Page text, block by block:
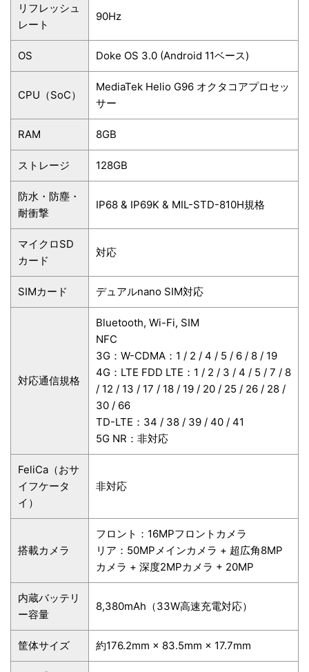
リフレッシュ
レート
90Hz
OS Doke OS 3.0 (Android 11ベース)
CPU（SoC）
MediaTek Helio G96 オクタコアプロセッ
サー
RAM 8GB
ストレージ 128GB
防水・防塵・
耐衝撃
IP68 & IP69K & MIL-STD-810H規格
マイクロSD
カード
対応
SIMカード デュアルnano SIM対応
対応通信規格
Bluetooth, Wi-Fi, SIM
NFC
3G：W-CDMA：1 / 2 / 4 / 5 / 6 / 8 / 19
4G：LTE FDD LTE：1 / 2 / 3 / 4 / 5 / 7 / 8
/ 12 / 13 / 17 / 18 / 19 / 20 / 25 / 26 / 28 /
30 / 66
TD-LTE：34 / 38 / 39 / 40 / 41
5G NR：非対応
FeliCa（おサ
イフケータ
イ）
非対応
搭載カメラ
フロント：16MPフロントカメラ
リア：50MPメインカメラ + 超広角8MP
カメラ + 深度2MPカメラ + 20MP
内蔵バッテリ
ー容量
8,380mAh（33W高速充電対応）
筐体サイズ 約176.2mm × 83.5mm × 17.7mm